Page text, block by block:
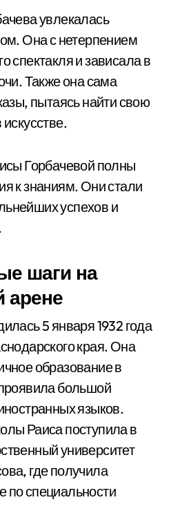
увлекалась
Она с нетерпением
спектакля и зависала в
Также она сама
пытаясь найти свою
Горбачевой полны
к знаниям. Они стали
успехов и
шаги на
арене
5 января 1932 года
края. Она
образование в
большой
языков.
Раиса поступила в
университет
где получила
по специальности